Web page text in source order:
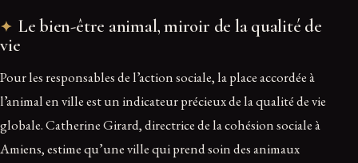
Le bien-être animal, miroir de la qualité de
vie
Pour les responsables de l’action sociale, la place accordée à
l’animal en ville est un indicateur précieux de la qualité de vie
globale. Catherine Girard, directrice de la cohésion sociale à
Amiens, estime qu’une ville qui prend soin des animaux